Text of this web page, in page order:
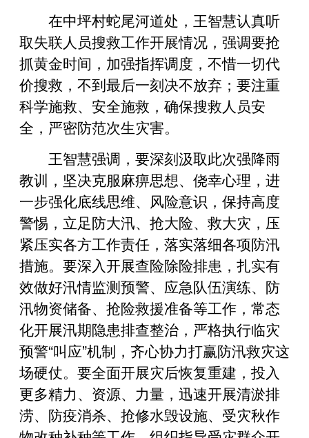
在中坪村蛇尾河道处，王智慧认真听
取失联人员搜救工作开展情况，强调要抢
抓黄金时间，加强指挥调度，不惜一切代
价搜救，不到最后一刻决不放弃；要注重
科学施救、安全施救，确保搜救人员安
全，严密防范次生灾害。
王智慧强调，要深刻汲取此次强降雨
教训，坚决克服麻痹思想、侥幸心理，进
一步强化底线思维、风险意识，保持高度
警惕，立足防大汛、抢大险、救大灾，压
紧压实各方工作责任，落实落细各项防汛
措施。要深入开展查险除险排患，扎实有
效做好汛情监测预警、应急队伍演练、防
汛物资储备、抢险救援准备等工作，常态
化开展汛期隐患排查整治，严格执行临灾
预警“叫应”机制，齐心协力打赢防汛救灾这
场硬仗。要全面开展灾后恢复重建，投入
更多精力、资源、力量，迅速开展清淤排
涝、防疫消杀、抢修水毁设施、受灾秋作